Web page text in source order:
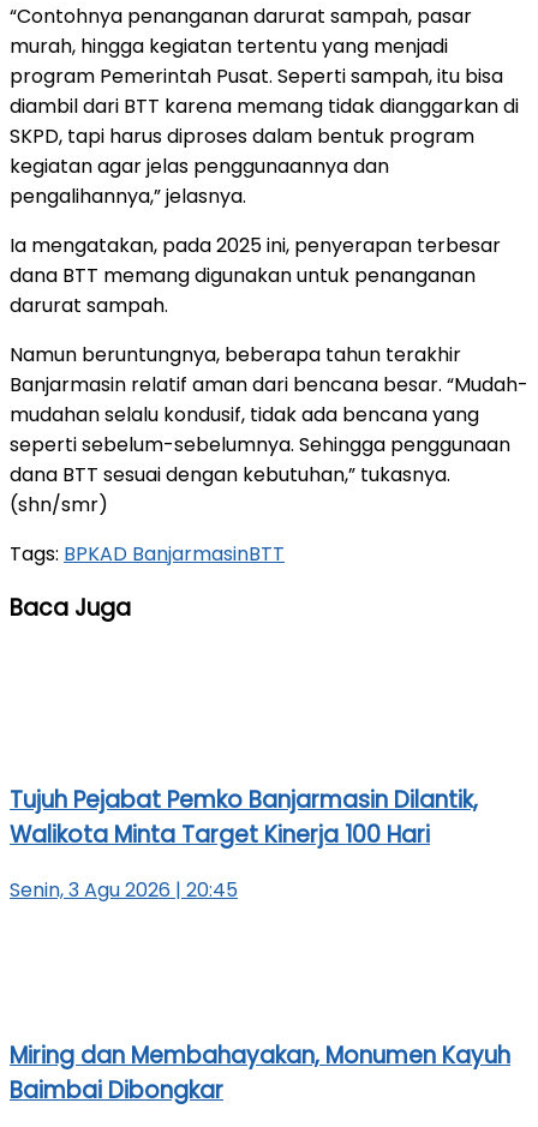
“Contohnya penanganan darurat sampah, pasar
murah, hingga kegiatan tertentu yang menjadi
program Pemerintah Pusat. Seperti sampah, itu bisa
diambil dari BTT karena memang tidak dianggarkan di
SKPD, tapi harus diproses dalam bentuk program
kegiatan agar jelas penggunaannya dan
pengalihannya,” jelasnya.
Ia mengatakan, pada 2025 ini, penyerapan terbesar
dana BTT memang digunakan untuk penanganan
darurat sampah.
Namun beruntungnya, beberapa tahun terakhir
Banjarmasin relatif aman dari bencana besar. “Mudah-
mudahan selalu kondusif, tidak ada bencana yang
seperti sebelum-sebelumnya. Sehingga penggunaan
dana BTT sesuai dengan kebutuhan,” tukasnya.
(shn/smr)
Tags: BPKAD BanjarmasinBTT
Baca Juga
Tujuh Pejabat Pemko Banjarmasin Dilantik,
Walikota Minta Target Kinerja 100 Hari
Senin, 3 Agu 2026 | 20:45
Miring dan Membahayakan, Monumen Kayuh
Baimbai Dibongkar